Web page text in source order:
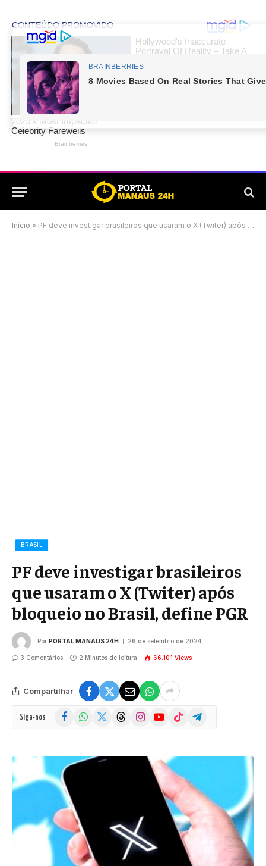
Início » PF deve investigar brasileiros que usaram o X (Twiter) após bloqueio no Brasil, define PGR
BRASIL
PF deve investigar brasileiros
que usaram o X (Twiter) após
bloqueio no Brasil, define PGR
Por PORTAL MANAUS 24H 26 de setembro de 2024
3 Comentários 2 Minutos de leitura 66.101 Views
Compartilhar
Siga-nos FacebookWhatsApp
(Twitter)
ThreadsInstagramYouTubeTikTok Telegram